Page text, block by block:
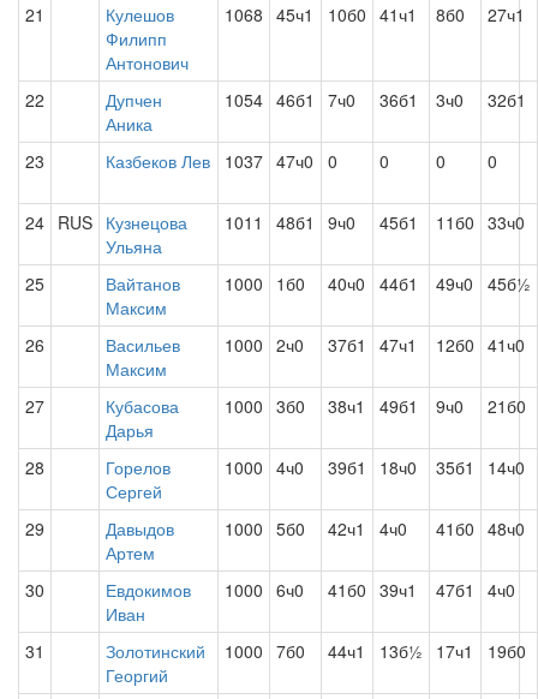
21
Кулешов
Филипп
Антонович
1068 45ч1 10б0 41ч1 8б0 27ч1
22
Дупчен
Аника
1054 46б1 7ч0 36б1 3ч0 32б1
23 Казбеков Лев 1037 47ч0 0 0 0 0
24 RUS Кузнецова
Ульяна
1011 48б1 9ч0 45б1 11б0 33ч0
25
Вайтанов
Максим
1000 1б0 40ч0 44б1 49ч0 45б½
26
Васильев
Максим
1000 2ч0 37б1 47ч1 12б0 41ч0
27
Кубасова
Дарья
1000 3б0 38ч1 49б1 9ч0 21б0
28
Горелов
Сергей
1000 4ч0 39б1 18ч0 35б1 14ч0
29
Давыдов
Артем
1000 5б0 42ч1 4ч0 41б0 48ч0
30
Евдокимов
Иван
1000 6ч0 41б0 39ч1 47б1 4ч0
31
Золотинский
Георгий
1000 7б0 44ч1 13б½ 17ч1 19б0